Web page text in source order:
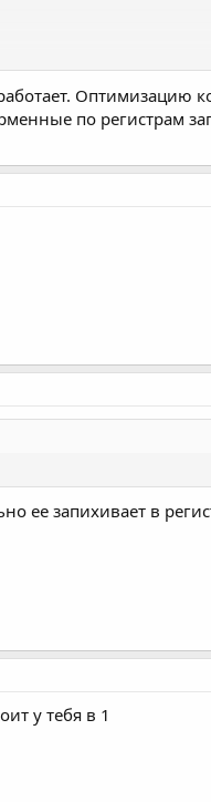
Оптимизацию
по регистрам
ее запихивает в
у тебя в 1